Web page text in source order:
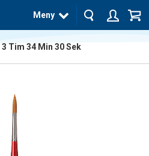
Meny
3 Tim 34 Min 30Sek